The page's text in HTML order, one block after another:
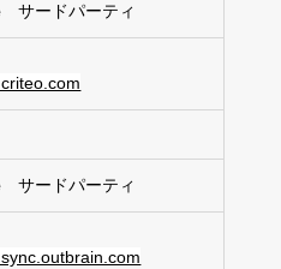
サードパーティ
criteo.com
サードパーティ
sync.outbrain.com